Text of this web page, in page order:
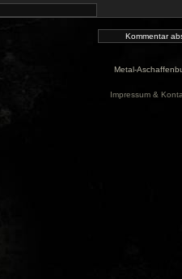
Metal-
Impressum &